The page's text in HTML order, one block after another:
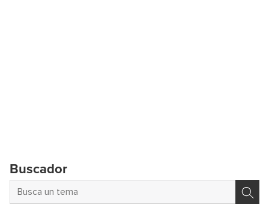
Buscador